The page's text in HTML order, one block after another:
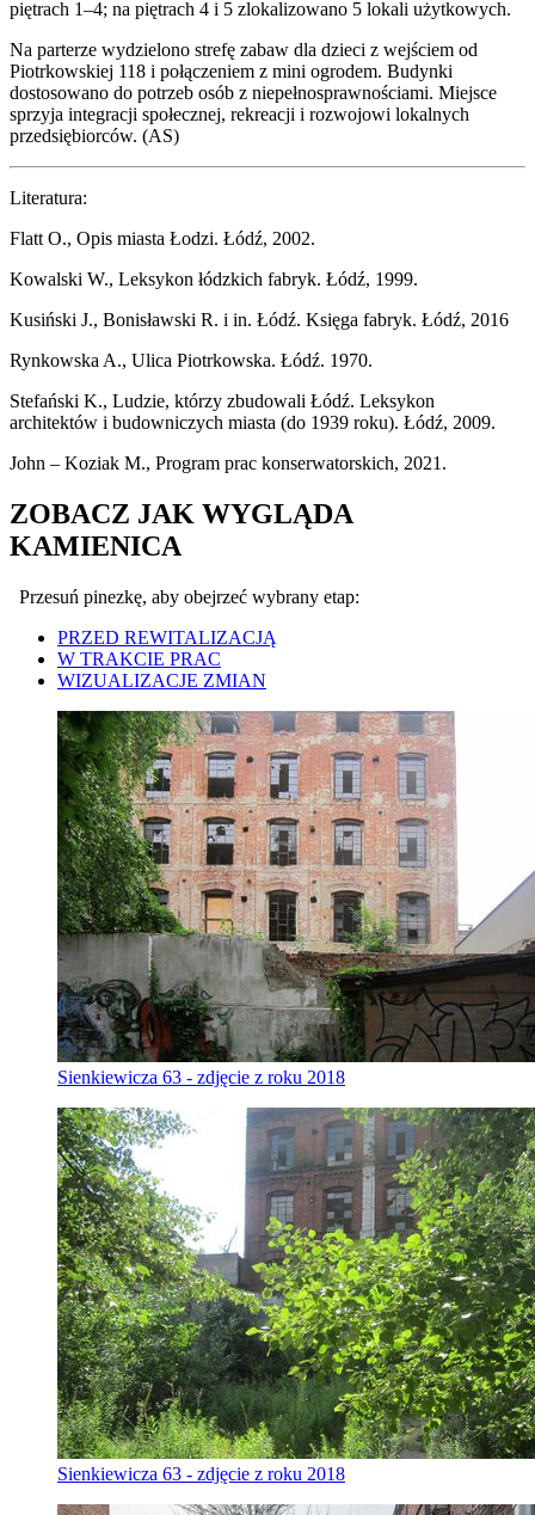
piętrach 1–4; na piętrach 4 i 5 zlokalizowano 5 lokali użytkowych.
Na parterze wydzielono strefę zabaw dla dzieci z wejściem od
Piotrkowskiej 118 i połączeniem z mini ogrodem. Budynki
dostosowano do potrzeb osób z niepełnosprawnościami. Miejsce
sprzyja integracji społecznej, rekreacji i rozwojowi lokalnych
przedsiębiorców. (AS)
Literatura:
Flatt O., Opis miasta Łodzi. Łódź, 2002.
Kowalski W., Leksykon łódzkich fabryk. Łódź, 1999.
Kusiński J., Bonisławski R. i in. Łódź. Księga fabryk. Łódź, 2016
Rynkowska A., Ulica Piotrkowska. Łódź. 1970.
Stefański K., Ludzie, którzy zbudowali Łódź. Leksykon
architektów i budowniczych miasta (do 1939 roku). Łódź, 2009.
John – Koziak M., Program prac konserwatorskich, 2021.
ZOBACZ JAK WYGLĄDA
KAMIENICA
Przesuń pinezkę, aby obejrzeć wybrany etap:
PRZED REWITALIZACJĄ
W TRAKCIE PRAC
WIZUALIZACJE ZMIAN
Sienkiewicza 63 - zdjęcie z roku 2018
Sienkiewicza 63 - zdjęcie z roku 2018